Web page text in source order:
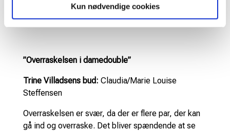
Kun nødvendige cookies
men har begge et så højt niveau, at de godt kan gå
hele vejen, siger han.
”Overraskelsen i damedouble”
Trine Villadsens bud: Claudia/Marie Louise
Steffensen
Overraskelsen er svær, da der er flere par, der kan
gå ind og overraske. Det bliver spændende at se